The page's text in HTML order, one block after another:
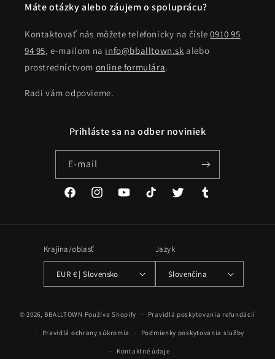
Máte otázky alebo záujem o spoluprácu?
Kontaktovať nás môžete telefonicky na čísle0910 95
94 95, e-mailom na info@bballtown.sk alebo
prostredníctvom online formulára.
Radi vám odpovieme.
Prihláste sa na odber noviniek
E-mail
FacebookInstagramYouTubeTikTok Twitter Tumblr
Krajina/oblasť
EUR € | Slovensko
Jazyk
Slovenčina
platby
© 2026, BBALLTOWN Používa Shopify Pravidlá poskytovania refundácií
Pravidlá ochrany súkromia Podmienky poskytovania služby
Kontaktné údaje